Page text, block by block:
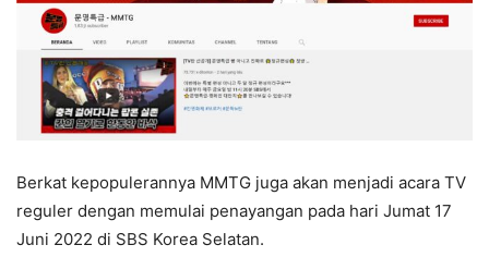
Berkat kepopulerannya MMTG juga akan menjadi acara TV
reguler dengan memulai penayangan pada hari Jumat 17
Juni 2022 di SBS Korea Selatan.